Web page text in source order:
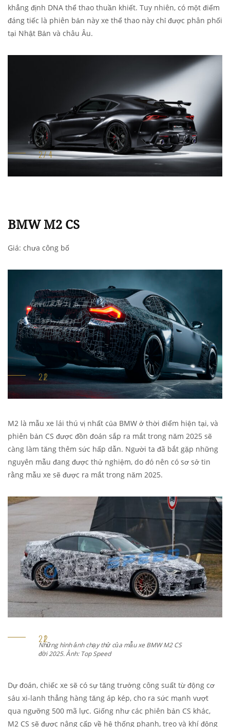
khẳng định DNA thể thao thuần khiết. Tuy nhiên, có một điểm
đáng tiếc là phiên bản này xe thể thao này chỉ được phân phối
tại Nhật Bản và châu Âu.
BMW M2 CS
Giá: chưa công bố
M2 là mẫu xe lái thú vị nhất của BMW ở thời điểm hiện tại, và
phiên bản CS được đồn đoán sắp ra mắt trong năm 2025 sẽ
càng làm tăng thêm sức hấp dẫn. Người ta đã bắt gặp những
nguyên mẫu đang được thử nghiệm, do đó nên có sơ sở tin
rằng mẫu xe sẽ được ra mắt trong năm 2025.
Những hình ảnh chạy thử của mẫu xe BMW M2 CS
đời 2025. Ảnh: Top Speed
Dự đoán, chiếc xe sẽ có sự tăng trưởng công suất từ động cơ
sáu xi-lanh thẳng hàng tăng áp kép, cho ra sức mạnh vượt
qua ngưỡng 500 mã lực. Giống như các phiên bản CS khác,
M2 CS sẽ được nâng cấp về hệ thống phanh, treo và khí động